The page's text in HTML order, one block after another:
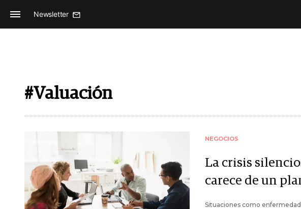
Newsletter
#Valuación
NEGOCIOS
La crisis
carece de un
Situaciones como